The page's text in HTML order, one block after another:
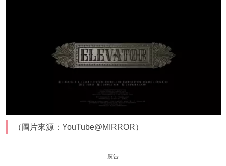
（圖片來源：YouTube@MIRROR）
廣告